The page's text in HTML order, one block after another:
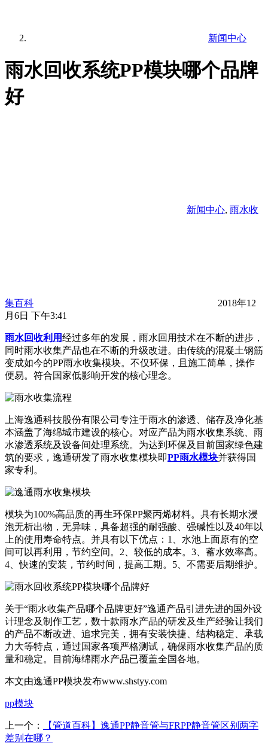
新闻中心
雨水回收系统PP模块哪个品牌
好
新闻中心, 雨水收
集百科
2018年12
月6日 下午3:41
雨水回收利用经过多年的发展，雨水回用技术在不断的进步，
同时雨水收集产品也在不断的升级改进。由传统的混凝土钢筋
变成如今的PP雨水收集模块。不仅环保，且施工简单，操作
便易。符合国家低影响开发的核心理念。
上海逸通科技股份有限公司专注于雨水的渗透、储存及净化基
本涵盖了海绵城市建设的核心。对应产品为雨水收集系统、雨
水渗透系统及设备间处理系统。为达到环保及目前国家绿色建
筑的要求，逸通研发了雨水收集模块即PP雨水模块并获得国
家专利。
模块为100%高品质的再生环保PP聚丙烯材料。具有长期水浸
泡无析出物，无异味，具备超强的耐强酸、强碱性以及40年以
上的使用寿命特点。并具有以下优点：1、水池上面原有的空
间可以再利用，节约空间。2、较低的成本。3、蓄水效率高。
4、快速的安装，节约时间，提高工期。5、不需要后期维护。
关于“雨水收集产品哪个品牌更好”逸通产品引进先进的国外设
计理念及制作工艺，数十款雨水产品的研发及生产经验让我们
的产品不断改进、追求完美，拥有安装快捷、结构稳定、承载
力大等特点，通过国家各项严格测试，确保雨水收集产品的质
量和稳定。目前海绵雨水产品已覆盖全国各地。
本文由逸通PP模块发布www.shstyy.com
pp模块
上一个：
【管道百科】逸通PP静音管与FRPP静音管区别两字
差别在哪？